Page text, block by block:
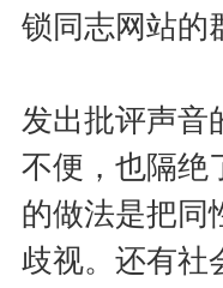
锁同志网站的
发出批评声音
不便，也隔绝
的做法是把同
歧视。还有社